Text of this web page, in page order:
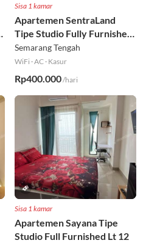
Sisa 1 kamar
Apartemen SentraLand
Tipe Studio Fully Furnished
Lt 8
Semarang Tengah
WiFi ·AC · Kasur
Rp400.000/hari
Sisa 1 kamar
Apartemen Sayana Tipe
Studio Full Furnished Lt 12